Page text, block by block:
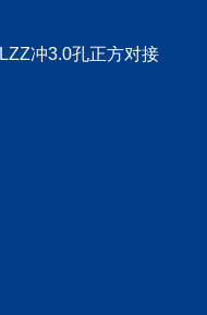
LZZ冲3.0孔正方对接